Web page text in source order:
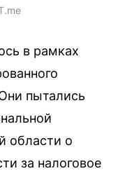
в рамках
пытались
области о
за налоговое